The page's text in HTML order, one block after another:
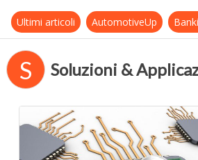
Ultimi articoli AutomotiveUp
S Soluzioni &